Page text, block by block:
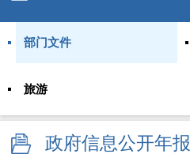
部门文件
旅游
政府信息公开年报